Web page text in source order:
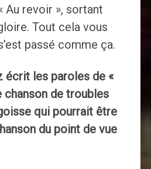
Au revoir », sortant
Tout cela vous
passé comme ça.
écrit les paroles de «
chanson de troubles
qui pourrait être
du point de vue